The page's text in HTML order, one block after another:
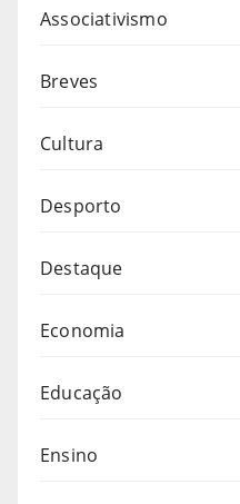
Associativismo
Breves
Cultura
Desporto
Destaque
Economia
Educação
Ensino